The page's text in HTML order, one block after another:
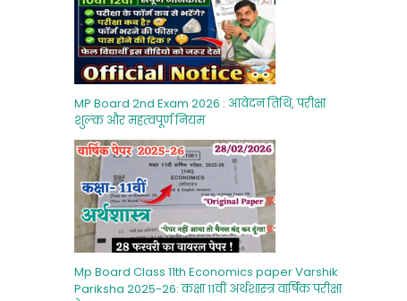
MP Board 2nd Exam 2026 : आवेदन तिथि, परीक्षा
शुल्‍क और महत्‍वपूर्ण नियम
Mp Board Class 11th Economics paper Varshik
Pariksha 2025-26: कक्षा 11वीं अर्थशास्‍त्र वार्षिक परीक्षा